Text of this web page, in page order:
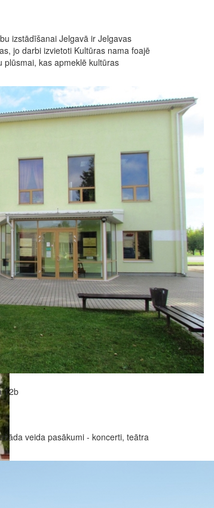
izstādīšanai Jelgavā ir Jelgavas
jo darbi izvietoti Kultūras nama foajē
plūsmai, kas apmeklē kultūras
12b
veida pasākumi - koncerti, teātra